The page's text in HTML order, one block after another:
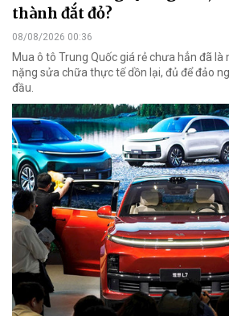
thành đắt đỏ?
08/08/2026 00:36
Mua ô tô Trung Quốc giá rẻ chưa hẳn đã là
nặng sửa chữa thực tế dồn lại, đủ để đảo
đầu.